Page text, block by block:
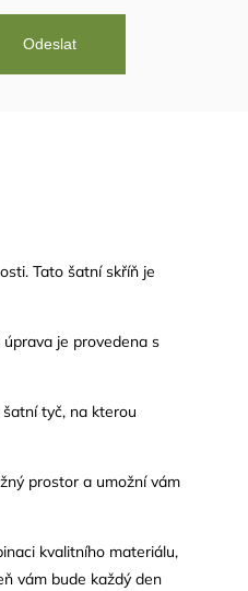
Tato šatní skříň je
je provedena s
šatní tyč, na kterou
prostor a umožní vám
kvalitního materiálu,
vám bude každý den